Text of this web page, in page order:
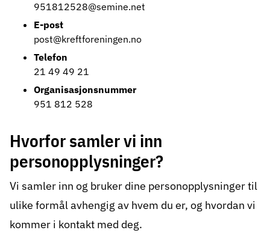
951812528@semine.net
E-post
post@kreftforeningen.no
Telefon
21 49 49 21
Organisasjonsnummer
951 812 528
Hvorfor samler vi inn
personopplysninger?
Vi samler inn og bruker dine personopplysninger til
ulike formål avhengig av hvem du er, og hvordan vi
kommer i kontakt med deg.